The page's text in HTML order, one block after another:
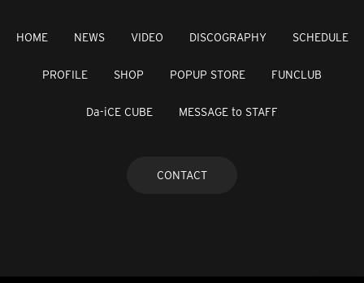
HOME NEWS VIDEO DISCOGRAPHY SCHEDULE
PROFILE SHOP POPUP STORE FUNCLUB
Da-iCE CUBE MESSAGE to STAFF
CONTACT